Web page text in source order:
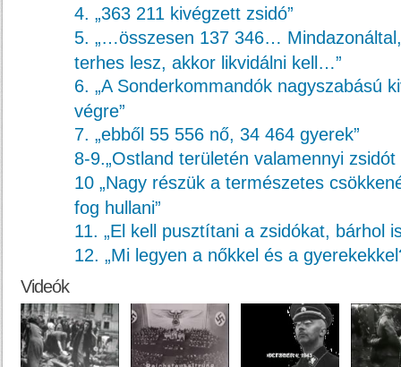
4. „363 211 kivégzett zsidó”
5. „…összesen 137 346…
terhes lesz, akkor likvidálni kell…”
6. „A Sonderkommandók nagyszabású
végre”
7. „ebből 55 556 nő, 34 464 gyerek”
8-9.„Ostland területén valamennyi zsidót
10 „Nagy részük a természetes
fog hullani”
11. „El kell pusztítani a zsidókat, bárhol
12. „Mi legyen a nőkkel és a
Videók